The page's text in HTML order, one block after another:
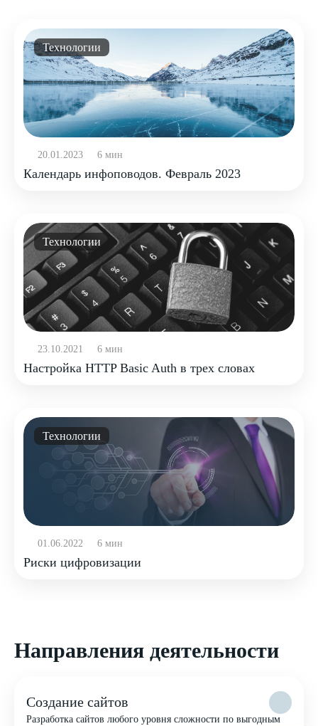
Технологии
20.01.2023 6 мин
Календарь инфоповодов. Февраль 2023
Технологии
23.10.2021 6 мин
Настройка HTTP Basic Auth в трех словах
Технологии
01.06.2022 6 мин
Риски цифровизации
Направления деятельности
Создание сайтов
Разработка сайтов любого уровня сложности по выгодным